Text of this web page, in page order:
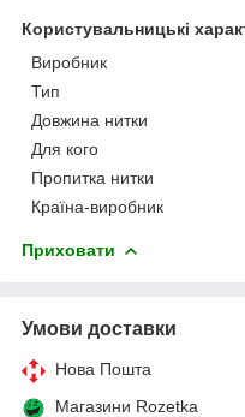
Користувальницькі
Виробник
Тип
Довжина нитки
Для кого
Пропитка нитки
Країна-виробник
Приховати
Умови доставки
Нова Пошта
Магазини Rozetka